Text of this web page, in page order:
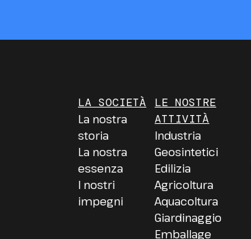
LA SOCIETÀ
La nostra
storia
La nostra
essenza
I nostri
impegni
LE NOSTRE
ATTIVITÀ
Industria
Geosintetici
Edilizia
Agricoltura
Aquacoltura
Giardinaggio
Emballage